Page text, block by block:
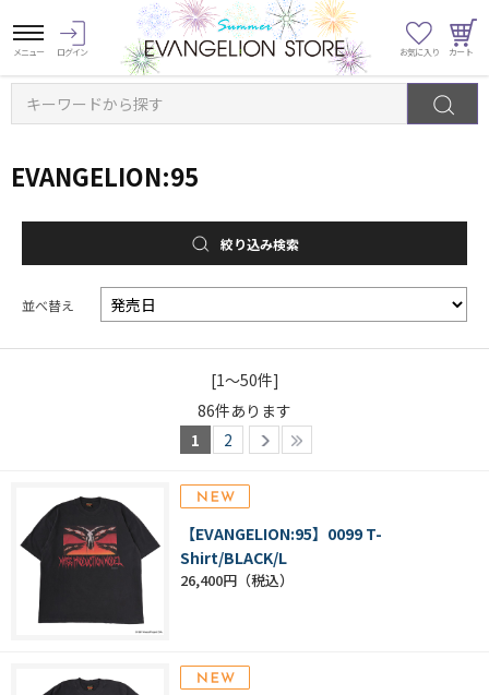
キーワードから探す
EVANGELION:95
絞り込み検索
並べ替え
[1～50件]
86件あります
1
2
【EVANGELION:95】0099 T-
Shirt/BLACK/L
26,400円